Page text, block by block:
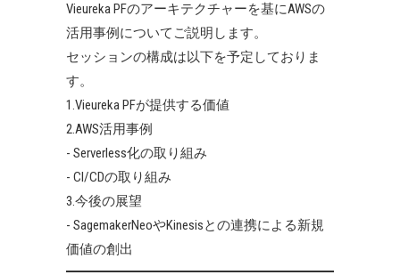
Vieureka PFのアーキテクチャーを基にAWSの
活用事例についてご説明します。
セッションの構成は以下を予定しておりま
す。
1.Vieureka PFが提供する価値
2.AWS活用事例
- Serverless化の取り組み
- CI/CDの取り組み
3.今後の展望
- SagemakerNeoやKinesisとの連携による新規
価値の創出